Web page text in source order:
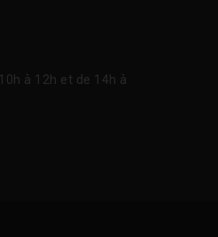
à 12h et de 14h à